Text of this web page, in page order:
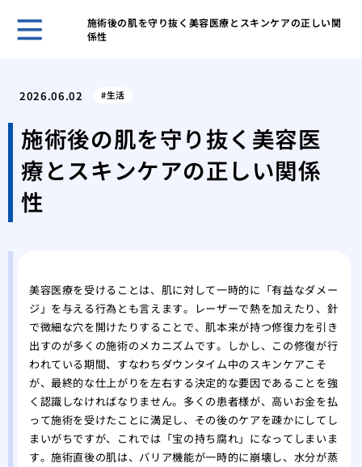
施術後の肌を守り抜く美容医療とスキンケアの正しい関
係性
容
脱
のこ
2026.06.02 生活
施術後の肌を守り抜く美容医
療とスキンケアの正しい関係
性
美容医療を受けることは、肌に対して一時的に「有益なダメー
ジ」を与える行為とも言えます。レーザーで熱を加えたり、針
で微細な穴を開けたりすることで、肌本来が持つ修復力を引き
出すのが多くの施術のメカニズムです。しかし、この修復が行
われている期間、すなわちダウンタイム中のスキンケアこそ
が、最終的な仕上がりを左右する決定的な要因であることを強
く認識しなければなりません。多くの患者様が、高いお金を払
って施術を受けたことに満足し、その後のケアを疎かにしてし
まいがちですが、これでは「宝の持ち腐れ」になってしまいま
す。施術直後の肌は、バリア機能が一時的に崩壊し、水分が蒸